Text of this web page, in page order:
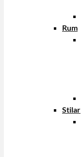
Rum
Stilar